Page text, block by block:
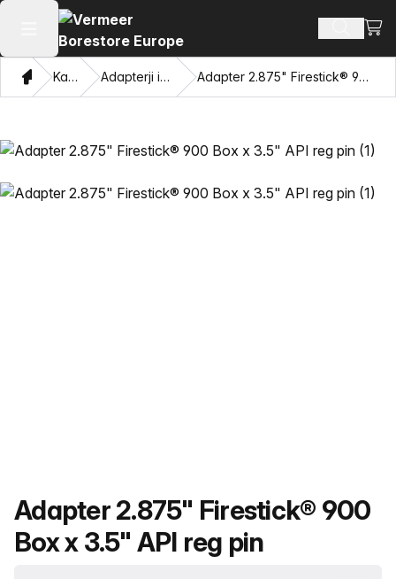
Odpri glavni meni Iskanje
DomaKatalog Adapterji in vlečne oči Adapter 2.875" Firestick® 900 Box x 3.5" API reg pin
Ime izdelka
Adapter 2.875" Firestick® 900
Box x 3.5" API reg pin